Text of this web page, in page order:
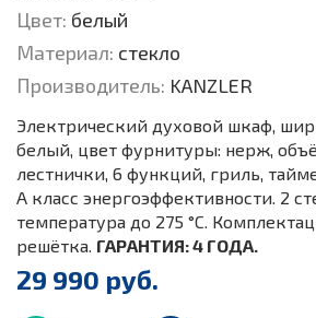
Цвет: белый
Материал: стекло
Производитель: KANZLER
Электрический духовой шкаф,
белый, цвет фурнитуры: нерж,
лестнички, 6 функций, гриль,
А класс энергоэффективности. 2
температура до 275 °С.
решётка. ГАРАНТИЯ: 4 ГОДА.
29 990 руб.